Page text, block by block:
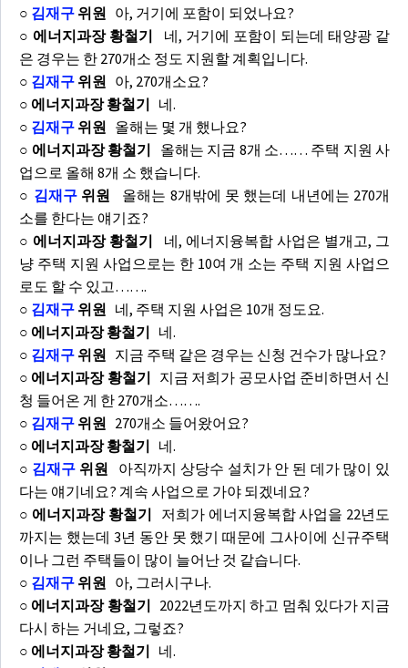
○ 김재구 위원 아, 거기에 포함이 되었나요?
○ 에너지과장 황철기 네, 거기에 포함이 되는데 태양광 같
은 경우는 한 270개소 정도 지원할 계획입니다.
○ 김재구 위원 아, 270개소요?
○ 에너지과장 황철기 네.
○ 김재구 위원 올해는 몇 개 했나요?
○ 에너지과장 황철기 올해는 지금 8개 소…… 주택 지원 사
업으로 올해 8개 소 했습니다.
○ 김재구위원
올해는 8개밖에 못 했는데 내년에는 270개
소를 한다는 얘기죠?
○ 에너지과장 황철기 네, 에너지융복합 사업은 별개고, 그
냥 주택 지원 사업으로는 한 10여 개 소는 주택 지원 사업으
로도 할 수 있고…….
○ 김재구 위원 네, 주택 지원 사업은 10개 정도요.
○ 에너지과장 황철기 네.
○ 김재구 위원 지금 주택 같은 경우는 신청 건수가 많나요?
○ 에너지과장 황철기 지금 저희가 공모사업 준비하면서 신
청 들어온 게 한 270개소…….
○ 김재구 위원 270개소 들어왔어요?
○ 에너지과장 황철기 네.
○ 김재구 위원
아직까지 상당수 설치가 안 된 데가 많이 있
다는 얘기네요? 계속 사업으로 가야 되겠네요?
○ 에너지과장 황철기 저희가 에너지융복합 사업을 22년도
까지는 했는데 3년 동안 못 했기 때문에 그사이에 신규주택
이나 그런 주택들이 많이 늘어난 것 같습니다.
○ 김재구 위원 아, 그러시구나.
○ 에너지과장 황철기 2022년도까지 하고 멈춰 있다가 지금
다시 하는 거네요, 그렇죠?
○ 에너지과장 황철기 네.